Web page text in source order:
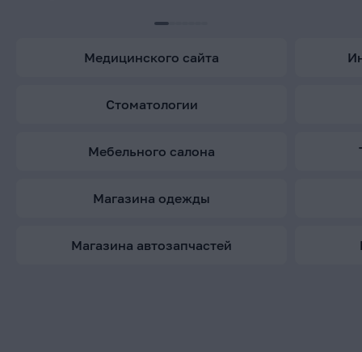
медицинского сайта
стоматологии
мебельного салона
магазина одежды
магазина автозапчастей